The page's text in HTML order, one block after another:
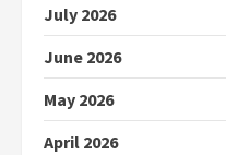
July 2026
June 2026
May 2026
April 2026